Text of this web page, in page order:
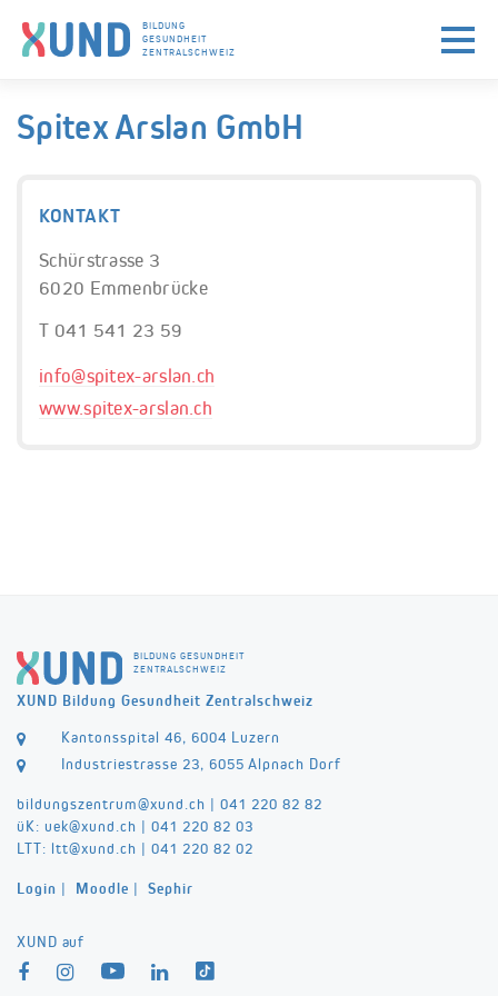
BILDUNG
GESUNDHEIT
ZENTRALSCHWEIZ
Spitex Arslan GmbH
KONTAKT
Schürstrasse 3
6020 Emmenbrücke
T 041 541 23 59
info@spitex-arslan.ch
www.spitex-arslan.ch
BILDUNG GESUNDHEIT
ZENTRALSCHWEIZ
XUND Bildung Gesundheit Zentralschweiz
Kantonsspital 46, 6004 Luzern
Industriestrasse 23, 6055 Alpnach Dorf
bildungszentrum@xund.ch | 041 220 82 82
üK: uek@xund.ch | 041 220 82 03
LTT: ltt@xund.ch | 041 220 82 02
Login | Moodle | Sephir
XUND auf